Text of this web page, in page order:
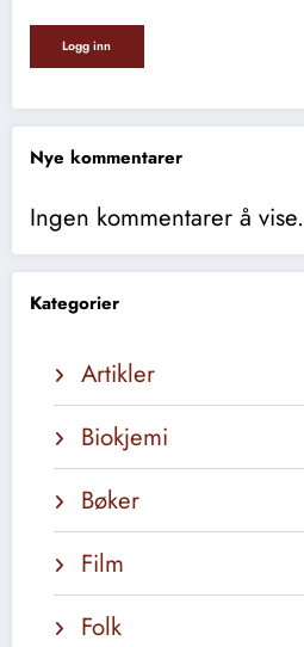
Nye kommentarer
Ingen kommentarer å vise.
Kategorier
Artikler
Biokjemi
Bøker
Film
Folk